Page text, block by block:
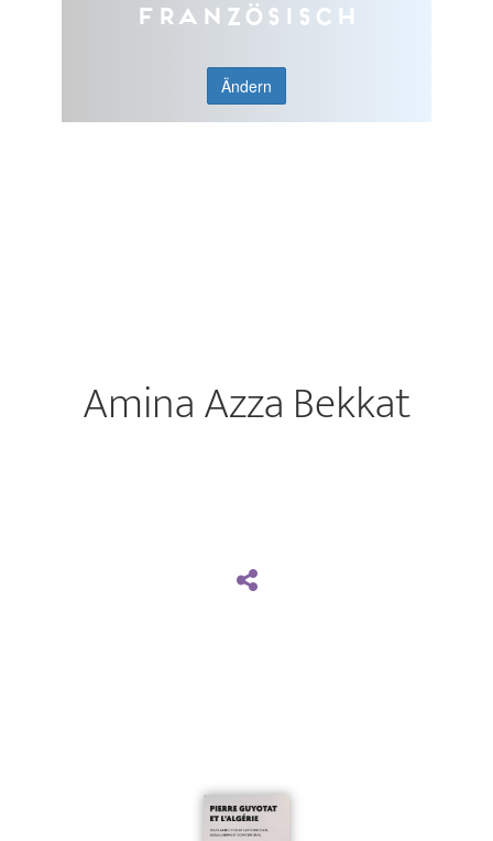
Französisch
Ändern
Amina Azza Bekkat